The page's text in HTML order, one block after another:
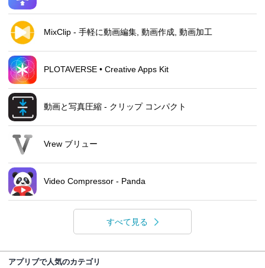
MixClip - 手軽に動画編集, 動画作成, 動画加工
PLOTAVERSE • Creative Apps Kit
動画と写真圧縮 - クリップ コンパクト
Vrew ブリュー
Video Compressor - Panda
すべて見る
アプリブで人気のカテゴリ